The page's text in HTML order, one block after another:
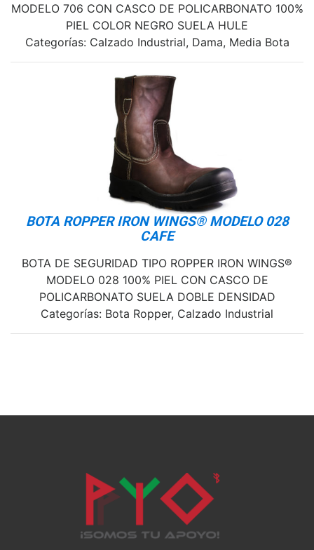
MODELO 706 CON CASCO DE POLICARBONATO 100%
PIEL COLOR NEGRO SUELA HULE
Categorías: Calzado Industrial, Dama, Media Bota
BOTA ROPPER IRON WINGS® MODELO 028
CAFE
BOTA DE SEGURIDAD TIPO ROPPER IRON WINGS®
MODELO 028 100% PIEL CON CASCO DE
POLICARBONATO SUELA DOBLE DENSIDAD
Categorías: Bota Ropper, Calzado Industrial